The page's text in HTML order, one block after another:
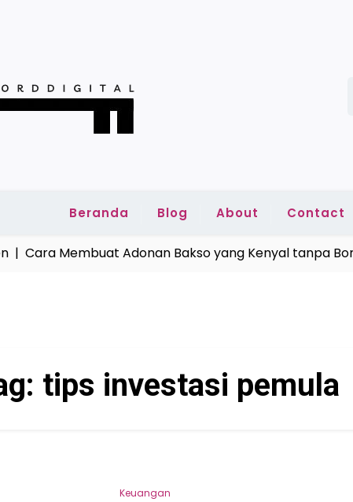
Beranda Blog About Contact
| Cara Membuat Adonan Bakso yang Kenyal tanpa
tips investasi pemula
Keuangan